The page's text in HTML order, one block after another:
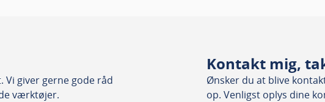
MDF, Plast, Plexiglas
giver gerne gode råd
værktøjer.
Kontakt mig,
Ønsker du at blive
op. Venligst oplys dine